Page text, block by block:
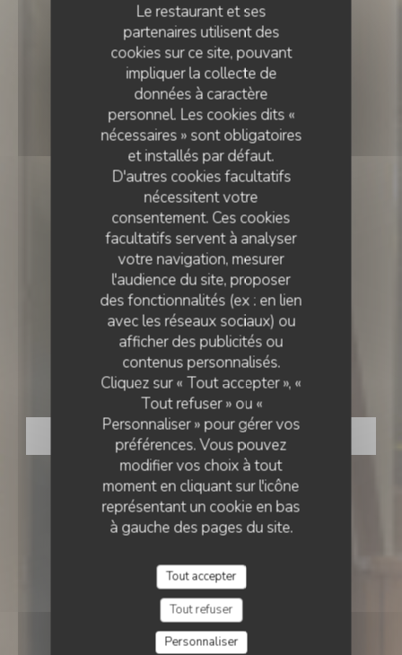
Le restaurant et ses
partenaires utilisent des
cookies sur ce site, pouvant
impliquer la collecte de
données à caractère
personnel. Les cookies dits «
nécessaires » sont obligatoires
et installés par défaut.
D'autres cookies facultatifs
nécessitent votre
consentement. Ces cookies
facultatifs servent à analyser
votre navigation, mesurer
l'audience du site, proposer
des fonctionnalités (ex : en lien
avec les réseaux sociaux) ou
afficher des publicités ou
contenus personnalisés.
Cliquez sur « Tout accepter », «
Tout refuser » ou «
Personnaliser » pour gérer vos
préférences. Vous pouvez
modifier vos choix à tout
moment en cliquant sur l'icône
représentant un cookie en bas
à gauche des pages du site.
Tout accepter
Tout refuser
Personnaliser
RESTAURANT ITALIEN - PIZZERIA
TERRA Pizza
RÉSERVER
TERRA PIZZA